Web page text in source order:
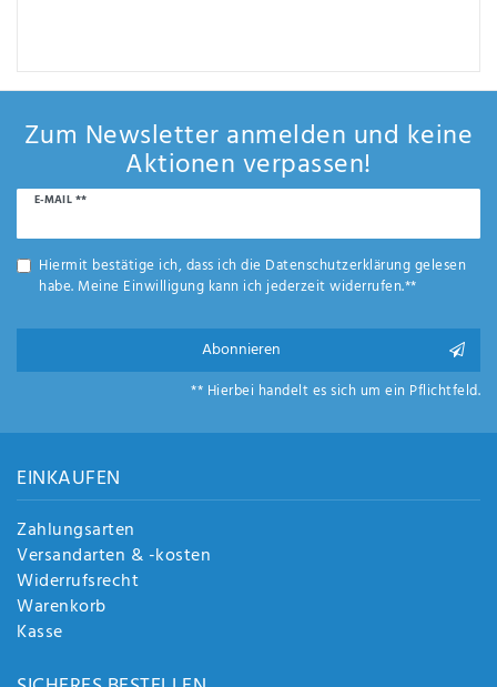
Zum Newsletter anmelden und keine
Aktionen verpassen!
E-MAIL **
Newsletter
Hiermit bestätige ich, dass ich die Daten­schutz­erklärunggelesen
habe. Meine Einwilligung kann ich jederzeit widerrufen.**
Abonnieren
** Hierbei handelt es sich um ein Pflichtfeld.
EINKAUFEN
Zahlungsarten
Versandarten & -kosten
Widerrufsrecht
Warenkorb
Kasse